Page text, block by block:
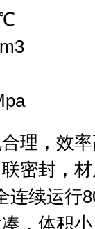
理，效
密封，
连续运行
，体积